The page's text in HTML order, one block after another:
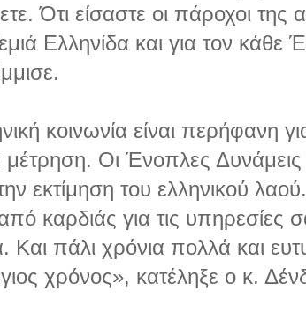
Ότι είσαστε οι πάροχοι της
Ελληνίδα και για τον κάθε
κοινωνία είναι περήφανη
Οι Ένοπλες Δυνάμεις
εκτίμηση του ελληνικού
καρδιάς για τις υπηρεσίες
Και πάλι χρόνια πολλά και
χρόνος», κατέληξε ο κ.